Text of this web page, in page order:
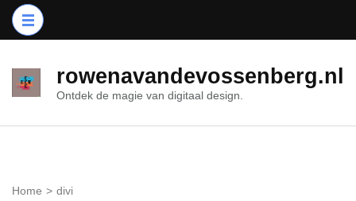
Ga
naar
(druk
Enter)
rowenavandevossenberg.nl
Ontdek de magie van digitaal design.
Home > divi